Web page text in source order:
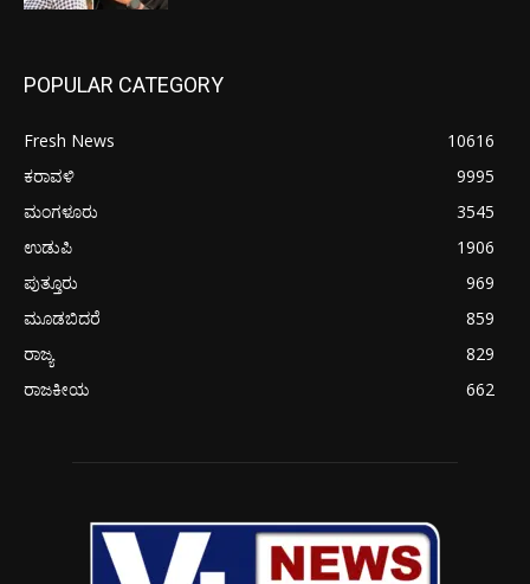
POPULAR CATEGORY
Fresh News
10616
ಕರಾವಳಿ
9995
ಮಂಗಳೂರು
3545
ಉಡುಪಿ
1906
ಪುತ್ತೂರು
969
ಮೂಡಬಿದರೆ
859
ರಾಜ್ಯ
829
ರಾಜಕೀಯ
662